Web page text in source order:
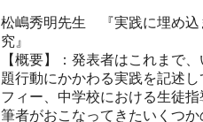
松嶋秀明先生 『実践に埋め込
究』
【概要】：発表者はこれまで
題行動にかかわる実践を記述
フィー、中学校における生徒
筆者がおこなってきたいくつ